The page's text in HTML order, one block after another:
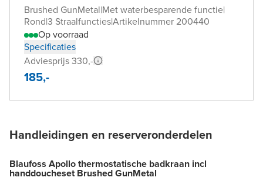
Brushed GunMetal|Met waterbesparende functie|
Rond|3 Straalfuncties|Artikelnummer 200440
Op voorraad
Specificaties
Adviesprijs 330,-
185,-
Handleidingen en reserveronderdelen
Blaufoss Apollo thermostatische badkraan incl
handdoucheset Brushed GunMetal